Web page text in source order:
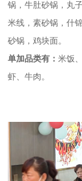
锅，牛肚砂锅，丸
米线，素砂锅，什
砂锅，鸡块面。
单加品类有：米饭
虾、牛肉。